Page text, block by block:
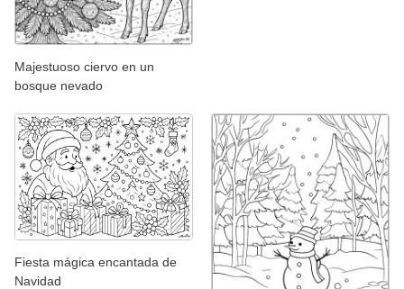
Majestuoso ciervo en un
bosque nevado
Fiesta mágica encantada de
Navidad